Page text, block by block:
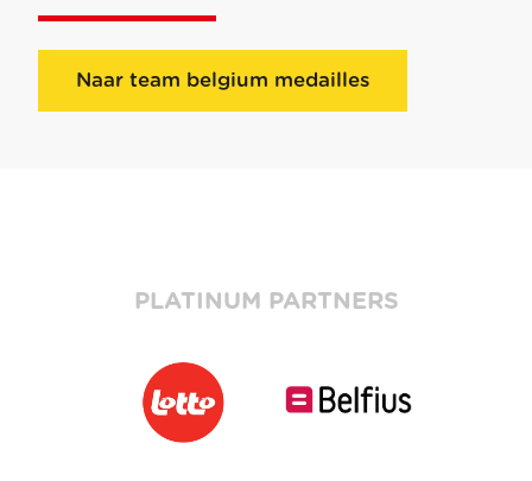
Naar team belgium medailles
PLATINUM PARTNERS